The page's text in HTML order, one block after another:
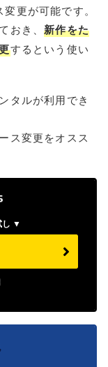
更が可能です。
おき、新作をた
するという使い
タルが利用でき
ス変更をオスス
し ▼